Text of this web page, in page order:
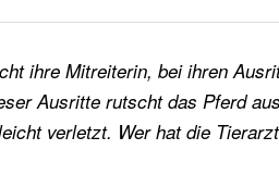
ihre Mitreiterin, bei ihren
Ausritte rutscht das Pferd
verletzt. Wer hat die